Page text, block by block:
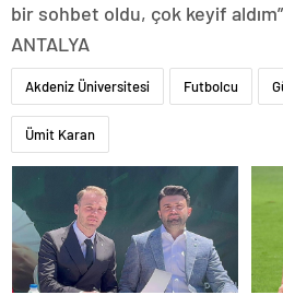
bir sohbet oldu, çok keyif
ANTALYA
Akdeniz Üniversitesi Futbolcu
Ümit Karan